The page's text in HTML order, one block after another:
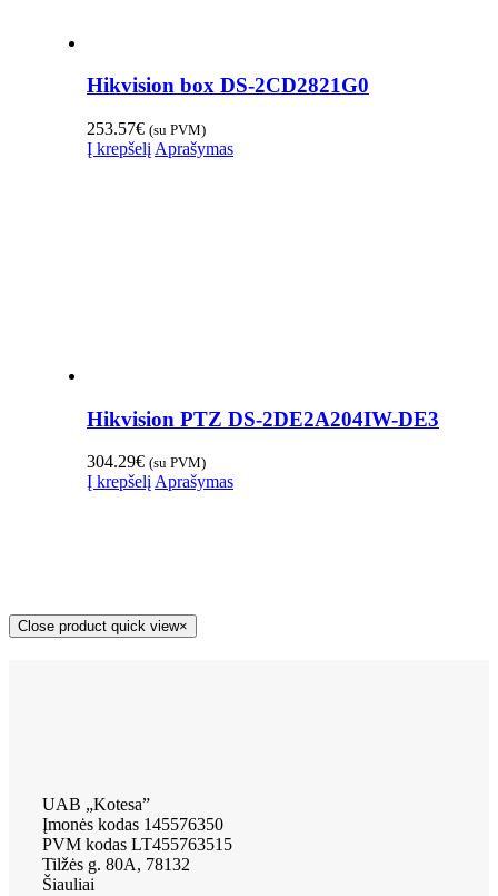
Hikvision box DS-2CD2821G0
253.57€ (su PVM)
Į krepšelį Aprašymas
Hikvision PTZ DS-2DE2A204IW-DE3
304.29€ (su PVM)
Į krepšelįAprašymas
Close product quick view×
UAB „Kotesa”
Įmonės kodas 145576350
PVM kodas LT455763515
Tilžės g. 80A, 78132
Šiauliai